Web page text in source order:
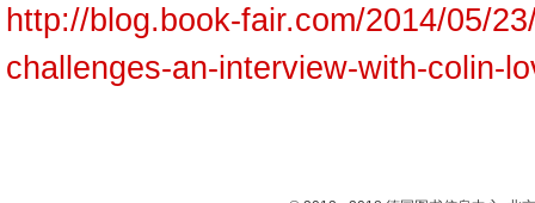
http://blog.book-fair.com/2014/05/
challenges-an-interview-with-colin-